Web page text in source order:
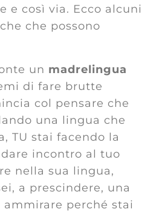
e così via. Ecco alcuni
che possono
un madrelingua
di fare brutte
col pensare che
una lingua che
TU stai facendo la
incontro al tuo
nella sua lingua,
a prescindere, una
ammirare perché stai